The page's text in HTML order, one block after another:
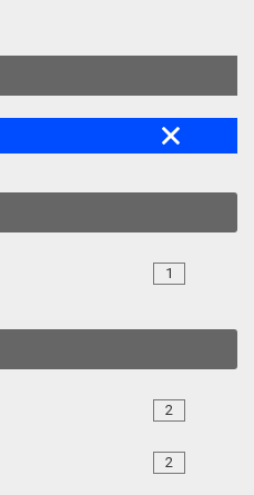
1
2
2